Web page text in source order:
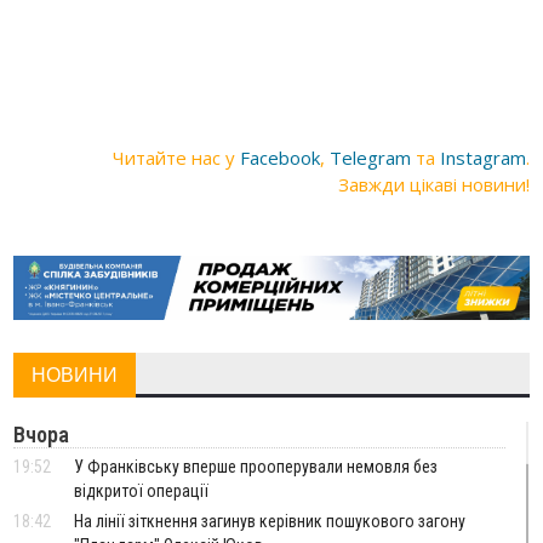
Читайте нас у Facebook, Telegram та Instagram.
Завжди цікаві новини!
НОВИНИ
Вчора
19:52
У Франківську вперше прооперували немовля без
відкритої операції
18:42
На лінії зіткнення загинув керівник пошукового загону